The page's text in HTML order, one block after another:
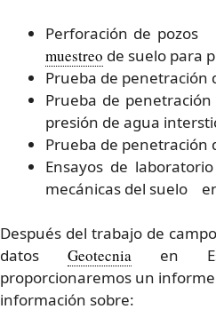
Perforación de pozos
muestreo de suelo para
Prueba de penetración
Prueba de
presión de agua
Prueba de penetración
Ensayos de
mecánicas del suelo
Después del trabajo de
datos Geotecnia en
proporcionaremos un
información sobre: